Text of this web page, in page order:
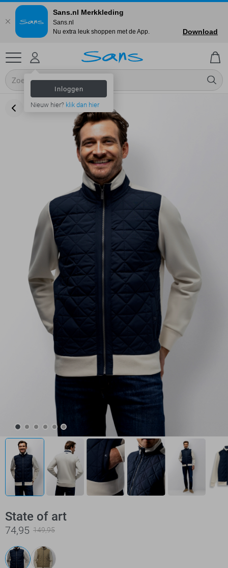
Inloggen
Nieuw hier? klik dan hier
State of art
74,95 149,95
Sans.nl Merkkleding
Sans.nl
Nu extra leuk shoppen met de App.
Download